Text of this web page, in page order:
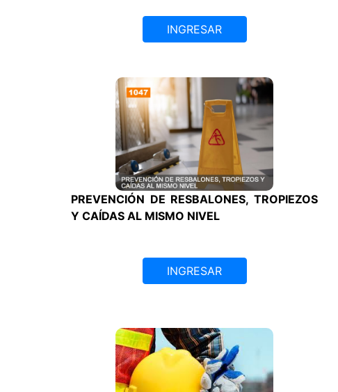
INGRESAR
PREVENCIÓN DE RESBALONES, TROPIEZOS
Y CAÍDAS AL MISMO NIVEL
INGRESAR